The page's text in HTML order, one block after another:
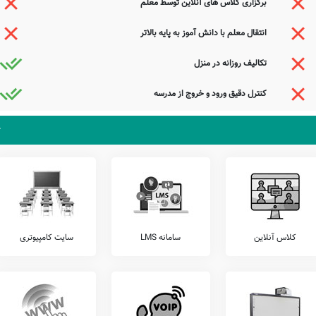
شامل آزمون های مرآت، گاج، کانگورو، خیلی سبز، قلمچی، و... را قبل از ثبت نام بررسی
مدرسه دولتی شهید استکی، آمادگی پذیرش دانش آموزان کلیه مناطق فریدونشهر بویژه
دام راهم شکن طره هندوی تو بود
که گشادی که مرا بود ز پهلوی تو بود
کز جهان می‌شد و در آرزوی روی تو بود
برگزاری کلاس های آنلاین توسط معلم
انتقال معلم با دانش آموز به پایه بالاتر
تکالیف روزانه در منزل
کنترل دقیق ورود و خروج از مدرسه
کلاس آنلاین سامانه LMS سایت کامپیوتری